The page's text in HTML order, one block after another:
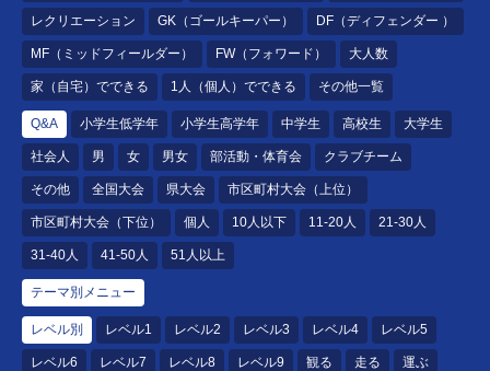
レクリエーション GK（ゴールキーパー） DF（ディフェンダー ）
MF（ミッドフィールダー） FW（フォワード） 大人数
家（自宅）でできる 1人（個人）でできる その他一覧
Q&A 小学生低学年 小学生高学年 中学生 高校生 大学生
社会人 男 女 男女 部活動・体育会 クラブチーム
その他 全国大会 県大会 市区町村大会（上位）
市区町村大会（下位） 個人 10人以下 11-20人 21-30人
31-40人 41-50人 51人以上
テーマ別メニュー
レベル別 レベル1 レベル2 レベル3 レベル4 レベル5
レベル6 レベル7 レベル8 レベル9 観る 走る 運ぶ